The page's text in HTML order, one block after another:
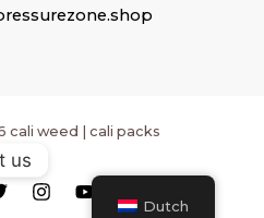
cali weed | cali packs
Dutch
us